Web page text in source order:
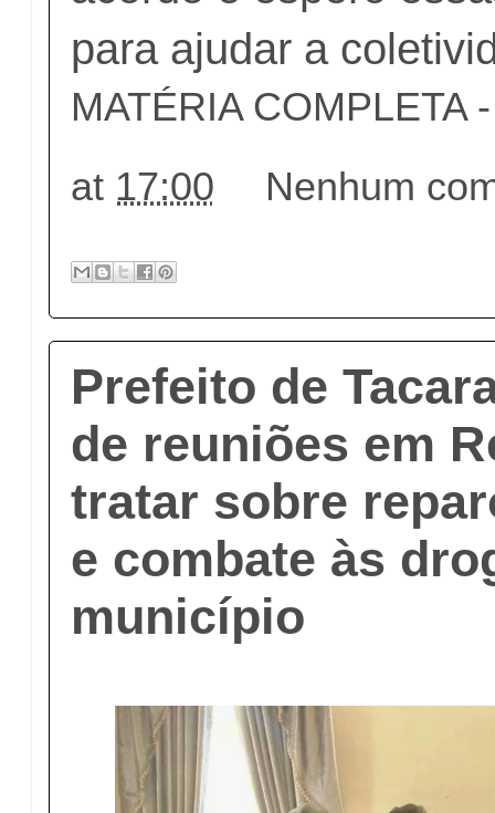
para ajudar a
MATÉRIA COMPLETA
at 17:00 Nenhum
Prefeito de
de reuniões em
tratar sobre
e combate às
município